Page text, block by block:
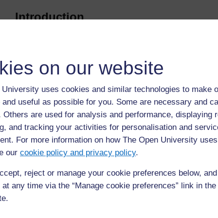
on our website
University uses cookies and similar technologies to make
useful as possible for you. Some are necessary and
Others are used for analysis and performance, displaying
and tracking your activities for personalisation and
For more information on how The Open University
our cookie policy and privacy policy.
reject or manage your cookie preferences below,
any time via the “Manage cookie preferences” link in
Introduction
Il est beaucoup plus facile et amusant d’apprendre
confiance en soi. En respectant et en soutenant
des activités auxquelles ils auront l'impression
être émotionnel.
Précédent
Précédent
Ressource 3: Aliments locaux